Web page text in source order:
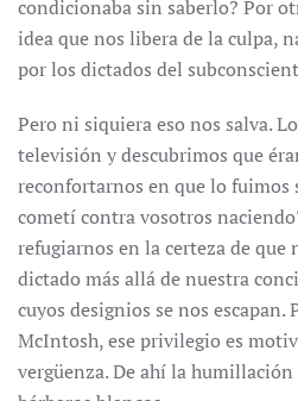
condicionaba sin saberlo? Por
idea que nos libera de la culpa,
por los dictados del
Pero ni siquiera eso nos salva.
televisión y descubrimos que
reconfortarnos en que lo fuimos
cometí contra vosotros
refugiarnos en la certeza de
dictado más allá de nuestra
cuyos designios se nos escapan.
McIntosh, ese privilegio es
vergüenza. De ahí la